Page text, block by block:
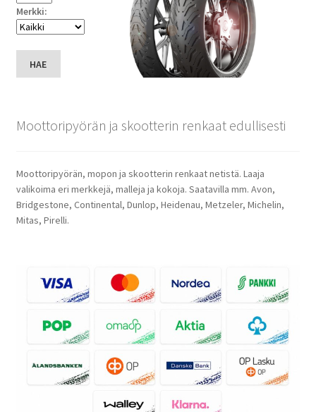
Merkki:
HAE
Moottoripyörän ja skootterin renkaat edullisesti
Moottoripyörän, mopon ja skootterin renkaat netistä. Laaja
valikoima eri merkkejä, malleja ja kokoja. Saatavilla mm. Avon,
Bridgestone, Continental, Dunlop, Heidenau, Metzeler, Michelin,
Mitas, Pirelli.